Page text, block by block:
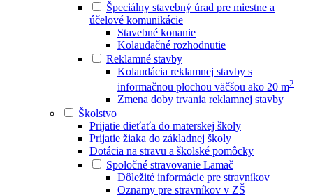
Špeciálny stavebný úrad pre miestne a
účelové komunikácie
Stavebné konanie
Kolaudačné rozhodnutie
Reklamné stavby
Kolaudácia reklamnej stavby s
informačnou plochou väčšou ako 20 m2
Zmena doby trvania reklamnej stavby
Školstvo
Prijatie dieťaťa do materskej školy
Prijatie žiaka do základnej školy
Dotácia na stravu a školské pomôcky
Spoločné stravovanie Lamač
Dôležité informácie pre stravníkov
Oznamy pre stravníkov v ZŠ